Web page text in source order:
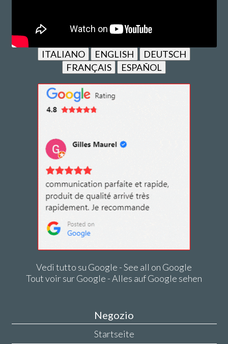
ITALIANO ENGLISH
DEUTSCH
FRANÇAIS
ESPAÑOL
Vedi tutto su Google - See all on Google
Tout voir sur Google - Alles auf Google sehen
Negozio
Startseite